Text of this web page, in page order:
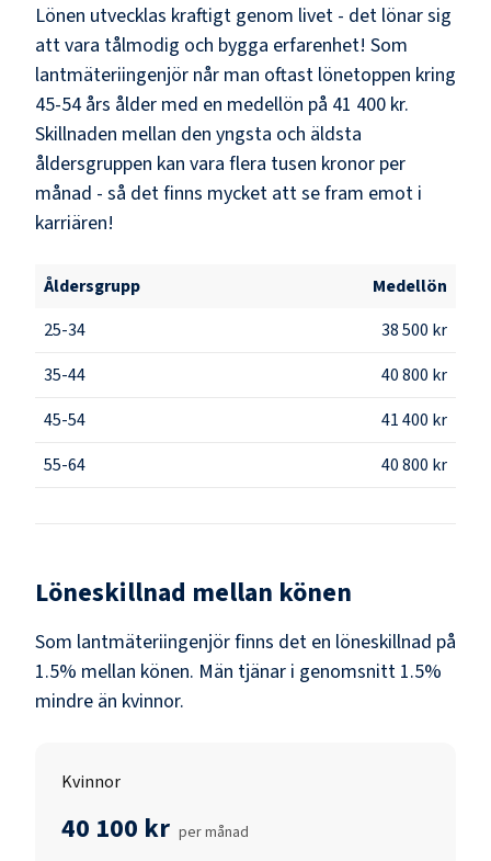
Lönen utvecklas kraftigt genom livet - det lönar sig
att vara tålmodig och bygga erfarenhet! Som
lantmäteriingenjör når man oftast lönetoppen kring
45-54 års ålder med en medellön på 41 400 kr.
Skillnaden mellan den yngsta och äldsta
åldersgruppen kan vara flera tusen kronor per
månad - så det finns mycket att se fram emot i
karriären!
Åldersgrupp
Medellön
25-34
38 500 kr
35-44
40 800 kr
45-54
41 400 kr
55-64
40 800 kr
Löneskillnad mellan könen
Som lantmäteriingenjörfinns det en löneskillnad på
1.5% mellan könen. Män tjänar i genomsnitt 1.5%
mindre än kvinnor.
Kvinnor
40 100 kr per månad